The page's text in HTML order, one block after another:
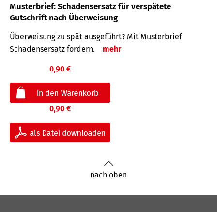
Musterbrief: Schadensersatz für verspätete
Gutschrift nach Überweisung
Überweisung zu spät ausgeführt? Mit Musterbrief
Schadensersatz fordern.
mehr
0,90 €
0,90 €
nach oben